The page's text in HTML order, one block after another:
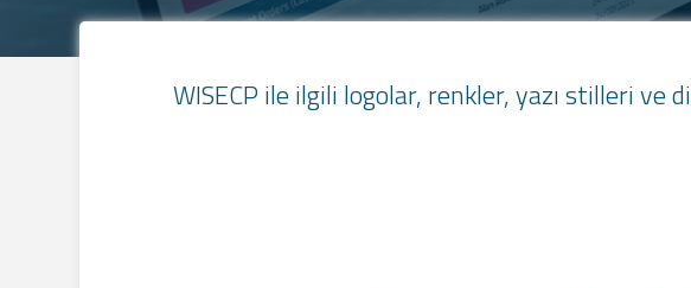
WISECP ile ilgili logolar, renkler, yazı stilleri